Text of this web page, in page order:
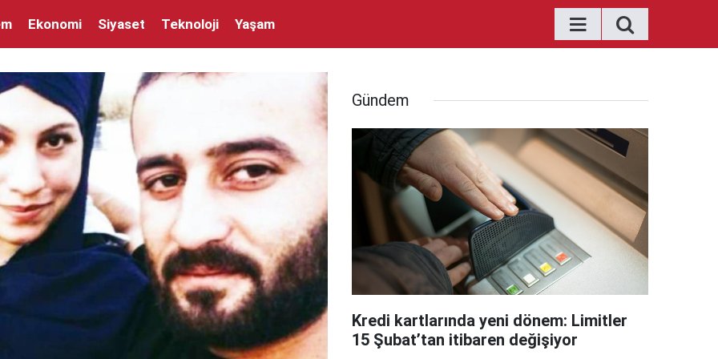
Ekonomi Siyaset Teknoloji Yaşam
Gündem
Kredi kartlarında yeni dönem: Limitler
15 Şubat’tan itibaren değişiyor